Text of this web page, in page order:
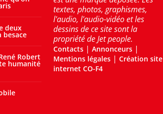
deux
besace
Robert
humanité
textes, photos, graphismes,
l'audio, l'audio-vidéo et les
dessins de ce site sont la
propriété de Jet people.
Contacts |Annonceurs |
Mentions légales |Création site
internet CO-F4